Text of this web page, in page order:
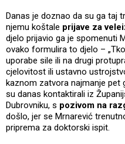
Danas je doznao da su ga taj
njemu koštale prijave za
djelo prijavio ga je spomenuti
ovako formulira to djelo –
uporabe sile ili na drugi
cjelovitost ili ustavno
kaznom zatvora najmanje pet
su danas kontaktirali iz
Dubrovniku, s pozivom na
došlo, jer se Mrnarević
priprema za doktorski ispit.